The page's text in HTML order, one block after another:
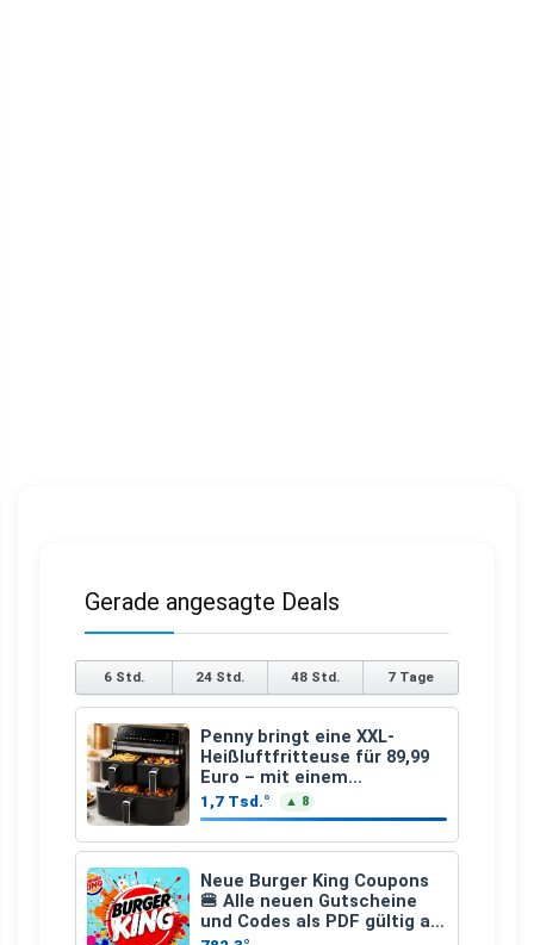
Gerade angesagte Deals
6 Std. 24 Std. 48 Std. 7 Tage
Penny bringt eine XXL-
Heißluftfritteuse für 89,99
Euro – mit einem
besonderen Vorteil
1,7 Tsd.° ▲ 8
Neue Burger King Coupons
🍔 Alle neuen Gutscheine
und Codes als PDF gültig ab